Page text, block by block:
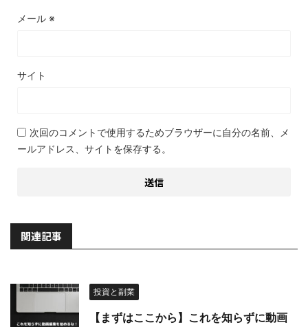
メール ※
サイト
次回のコメントで使用するためブラウザーに自分の名前、メ
ールアドレス、サイトを保存する。
関連記事
投資と副業
【まずはここから】これを知らずに動画